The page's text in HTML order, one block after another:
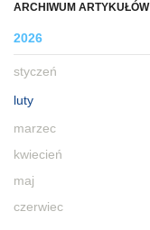
ARCHIWUM ARTYKUŁÓW
2026
styczeń
luty
marzec
kwiecień
maj
czerwiec